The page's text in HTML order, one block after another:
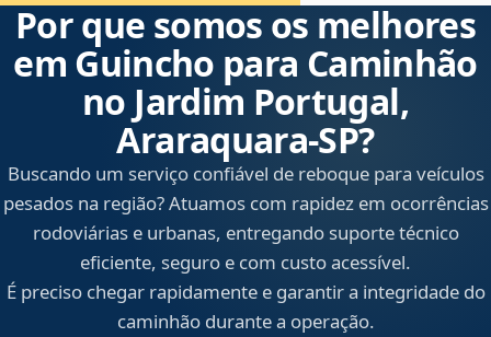
Por que somos os melhores
em Guincho para Caminhão
no Jardim Portugal,
Araraquara‑SP?
Buscando um serviço confiável de reboque para veículos
pesados na região? Atuamos com rapidez em ocorrências
rodoviárias e urbanas, entregando suporte técnico
eficiente, seguro e com custo acessível.
É preciso chegar rapidamente e garantir a integridade do
caminhão durante a operação.